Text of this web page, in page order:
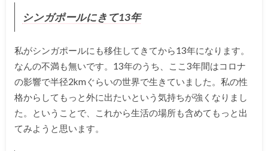
シンガポールにきて13年
私がシンガポールにも移住してきてから13年になります。
なんの不満も無いです。13年のうち、ここ3年間はコロナ
の影響で半径2kmぐらいの世界で生きていました。私の性
格からしてもっと外に出たいという気持ちが強くなりまし
た。ということで、これから生活の場所も含めてもっと出
てみようと思います。